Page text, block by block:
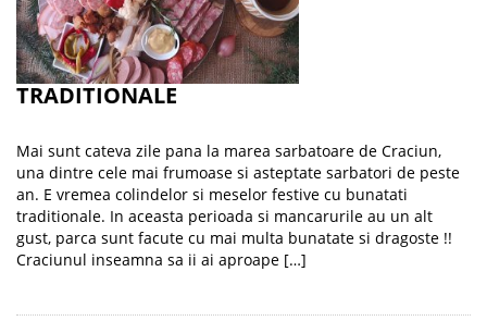
TRADITIONALE
Mai sunt cateva zile pana la marea sarbatoare de Craciun,
una dintre cele mai frumoase si asteptate sarbatori de peste
an. E vremea colindelor si meselor festive cu bunatati
traditionale. In aceasta perioada si mancarurile au un alt
gust, parca sunt facute cu mai multa bunatate si dragoste !!
Craciunul inseamna sa ii ai aproape […]